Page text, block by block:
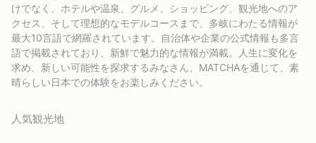
けでなく、ホテルや温泉、グルメ、ショッピング、観光地へのア
クセス、そして理想的なモデルコースまで、多岐にわたる情報が
最大10言語で網羅されています。自治体や企業の公式情報も多言
語で掲載されており、新鮮で魅力的な情報が満載。人生に変化を
求め、新しい可能性を探求するみなさん、MATCHAを通じて、素
晴らしい日本での体験をお楽しみください。
人気観光地